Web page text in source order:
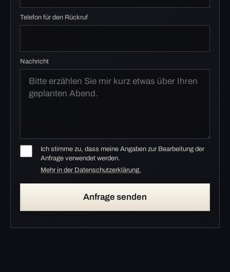
Telefon für den Rückruf
Nachricht
Ich stimme zu, dass meine Angaben zur Bearbeitung der
Anfrage verwendet werden.
Mehr in der Datenschutzerklärung.
Anfrage senden